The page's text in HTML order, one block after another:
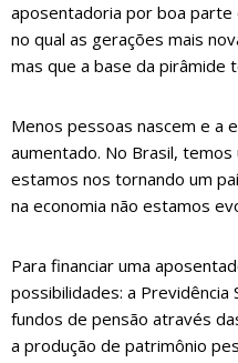
aposentadoria por boa parte
no qual as gerações mais
mas que a base da pirâmide
Menos pessoas nascem e a
aumentado. No Brasil,
estamos nos tornando um
na economia não estamos
Para financiar uma
possibilidades: a Previdência
fundos de pensão através
a produção de patrimônio